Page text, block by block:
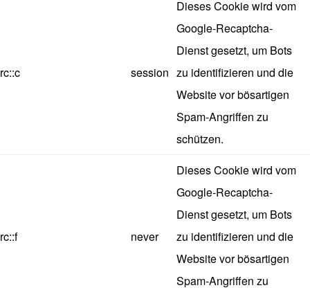
rc::c session
Dieses Cookie wird vom
Google-Recaptcha-
Dienst gesetzt, um Bots
zu identifizieren und die
Website vor bösartigen
Spam-Angriffen zu
schützen.
rc::f never
Dieses Cookie wird vom
Google-Recaptcha-
Dienst gesetzt, um Bots
zu identifizieren und die
Website vor bösartigen
Spam-Angriffen zu